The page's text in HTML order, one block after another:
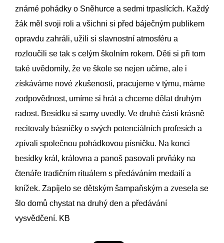
známé pohádky o Sněhurce a sedmi trpaslících. Každý
žák měl svoji roli a všichni si před báječným publikem
opravdu zahráli, užili si slavnostní atmosféru a
rozloučili se tak s celým školním rokem. Děti si při tom
také uvědomily, že ve škole se nejen učíme, ale i
získáváme nové zkušenosti, pracujeme v týmu, máme
zodpovědnost, umíme si hrát a chceme dělat druhým
radost. Besídku si samy uvedly. Ve druhé části krásně
recitovaly básničky o svých potenciálních profesích a
zpívali společnou pohádkovou písničku. Na konci
besídky král, královna a panoš pasovali prvňáky na
čtenáře tradičním rituálem s předáváním medailí a
knížek. Zapíjelo se dětským šampaňským a zvesela se
šlo domů chystat na druhý den a předávání
vysvědčení. KB